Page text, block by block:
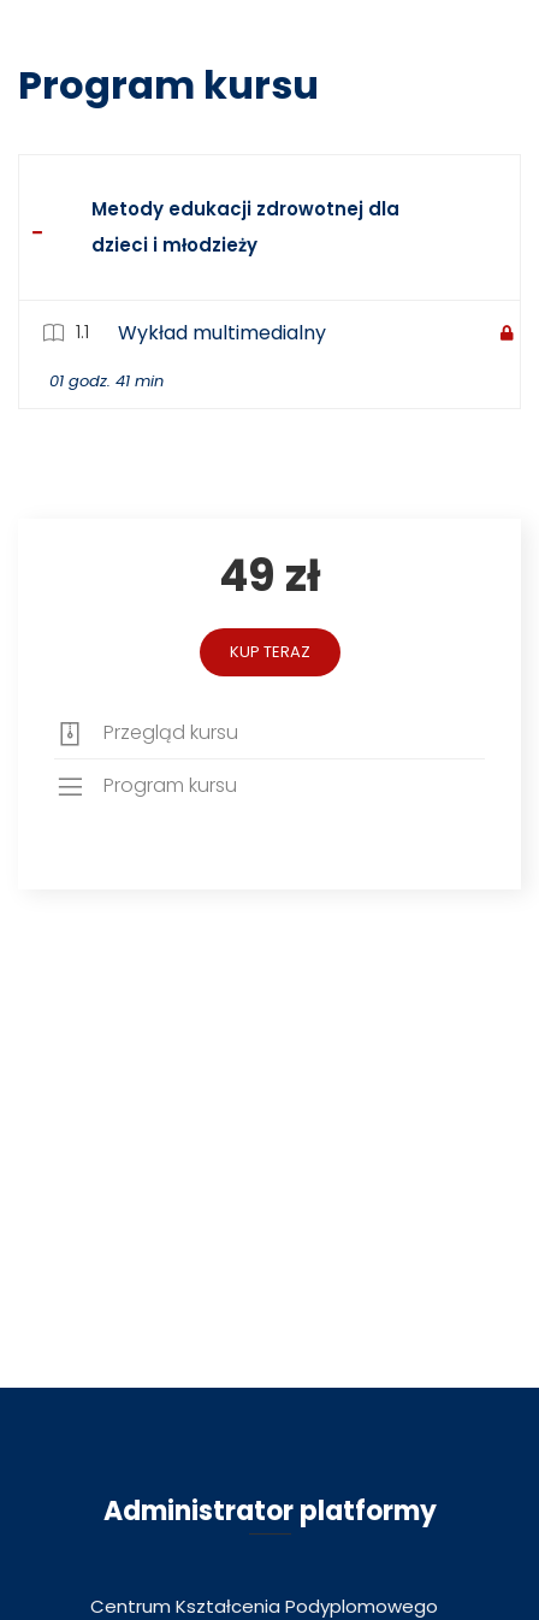
Program kursu
Metody edukacji zdrowotnej dla
dzieci i młodzieży
1.1 Wykład multimedialny
01 godz. 41 min
49 zł
KUP TERAZ
Przegląd kursu
Program kursu
Administrator platformy
Centrum Kształcenia Podyplomowego